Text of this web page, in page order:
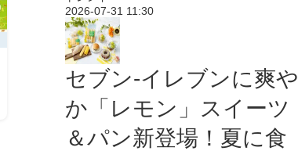
2026-07-31 11:30
セブン‐イレブンに爽や
か「レモン」スイーツ
＆パン新登場！夏に食